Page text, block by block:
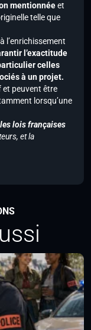
mentionnéeet
telle que
l’enrichissement
l’exactitude
celles
à un projet.
peuvent être
lorsqu’une
lois françaises
et la